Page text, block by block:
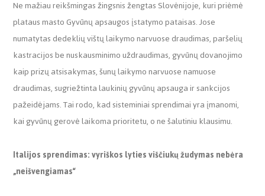
Ne mažiau reikšmingas žingsnis žengtas Slovėnijoje, kuri priėmė
plataus masto Gyvūnų apsaugos įstatymo pataisas. Jose
numatytas dedeklių vištų laikymo narvuose draudimas, paršelių
kastracijos be nuskausminimo uždraudimas, gyvūnų dovanojimo
kaip prizų atsisakymas, šunų laikymo narvuose namuose
draudimas, sugriežtinta laukinių gyvūnų apsauga ir sankcijos
pažeidėjams. Tai rodo, kad sisteminiai sprendimai yra įmanomi,
kai gyvūnų gerovė laikoma prioritetu, o ne šalutiniu klausimu.
Italijos sprendimas: vyriškos lyties viščiukų žudymas nebėra
„neišvengiamas“